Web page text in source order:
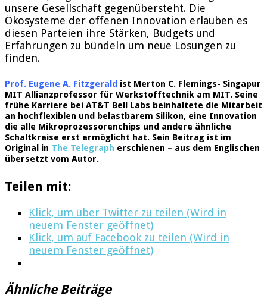
unsere Gesellschaft gegenübersteht. Die
Ökosysteme der offenen Innovation erlauben es
diesen Parteien ihre Stärken, Budgets und
Erfahrungen zu bündeln um neue Lösungen zu
finden.
Prof. Eugene A. Fitzgerald ist Merton C. Flemings- Singapur
MIT Allianzprofessor für Werkstofftechnik am MIT. Seine
frühe Karriere bei AT&T Bell Labs beinhaltete die Mitarbeit
an hochflexiblen und belastbarem Silikon, eine Innovation
die alle Mikroprozessorenchips und andere ähnliche
Schaltkreise erst ermöglicht hat. Sein Beitrag ist im
Original in The Telegraph erschienen – aus dem Englischen
übersetzt vom Autor.
Teilen mit:
Klick, um über Twitter zu teilen (Wird in
neuem Fenster geöffnet)
Klick, um auf Facebook zu teilen (Wird in
neuem Fenster geöffnet)
Ähnliche Beiträge